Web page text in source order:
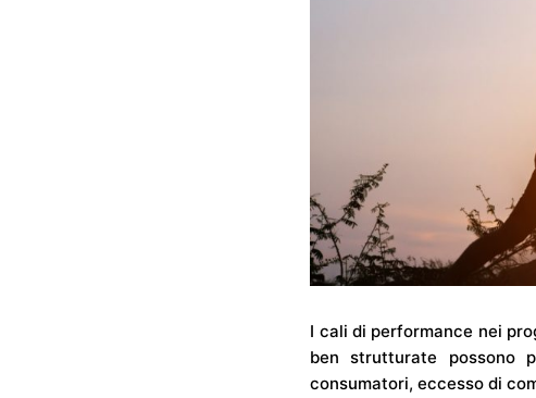
I cali di performance nei
ben strutturate possono
consumatori, eccesso di